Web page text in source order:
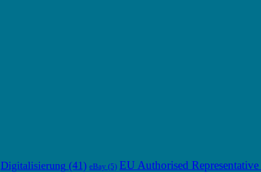
Digitalisierung (41) eBay (5) EU Authorised Representative